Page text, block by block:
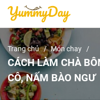
Trang chủ Món chay
CÁCH LÀM CHÀ
CÔ, NẤM BÀO NGƯ